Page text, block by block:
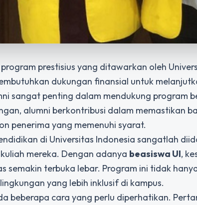
prestisius yang ditawarkan oleh
dukungan finansial untuk
sangat penting dalam mendukung program
alumni berkontribusi dalam memastikan
penerima yang memenuhi syarat.
di Universitas Indonesia sangatlah
mereka. Dengan adanya beasiswa UI,
semakin terbuka lebar. Program ini tidak
yang lebih inklusif di kampus.
beberapa cara yang perlu diperhatikan.